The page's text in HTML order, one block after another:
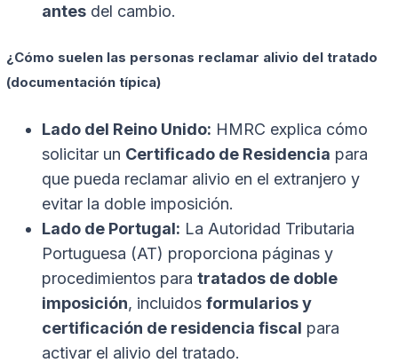
antes del cambio.
¿Cómo suelen las personas reclamar alivio del tratado
(documentación típica)
Lado del Reino Unido: HMRC explica cómo
solicitar un Certificado de Residencia para
que pueda reclamar alivio en el extranjero y
evitar la doble imposición.
Lado de Portugal: La Autoridad Tributaria
Portuguesa (AT) proporciona páginas y
procedimientos para tratados de doble
imposición, incluidos formularios y
certificación de residencia fiscal para
activar el alivio del tratado.